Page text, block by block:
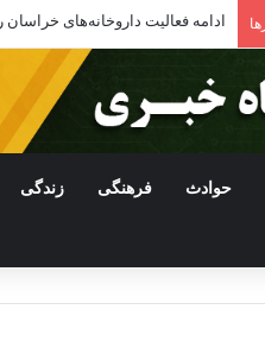
ادامه فعالیت داروخانه‌های
حوادث فرهنگی زندگی